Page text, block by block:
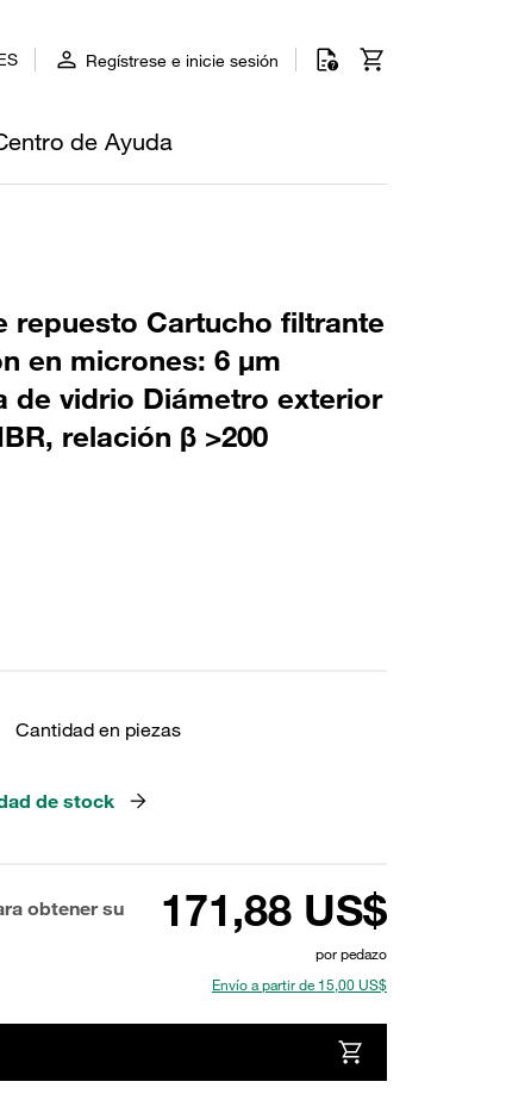
Regístrese e inicie sesión
de Ayuda
repuesto Cartucho filtrante
en micrones: 6 µm
de vidrio Diámetro exterior
relación β >200
Cantidad en piezas
de stock
obtener su
171,88 US$
por pedazo
Envío a partir de 15,00 US$